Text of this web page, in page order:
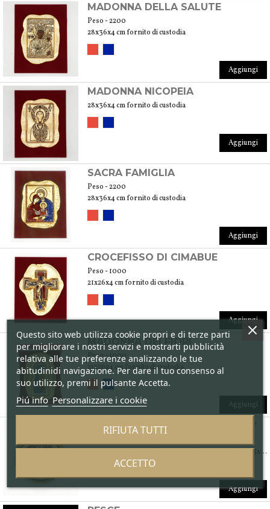
MADONNA DELLA SALUTE
Peso - 2200
28x36x4 cm fornito di custodia
Aggiungi
MADONNA NICOPEIA
28x36x4 cm fornito di custodia
Aggiungi
SACRA FAMIGLIA
Peso - 2200
28x36x4 cm fornito di custodia
Aggiungi
CROCEFISSO DI CIMABUE
Peso - 1000
21x26x4 cm fornito di custodia
Aggiungi
MADONNA DEI FIORI
Peso - 1000
21x26x4 cm fornito di custodia
Aggiungi
FERMACARTE LEONE “IN MOECA”
fermacarte in vetro: diametro 11 x h 2 cm. Custodia: 15x15x4 cm
Aggiungi
Questo sito web utilizza cookie propri e di terze parti
per migliorare i nostri servizi e mostrarti pubblicità
relativa alle tue preferenze analizzando le tue
abitudinidi navigazione. Per dare il tuo consenso al
suo utilizzo, premi il pulsante Accetta.
Piú info Personalizzare i cookie
RIFIUTA TUTTI
ACCETTO